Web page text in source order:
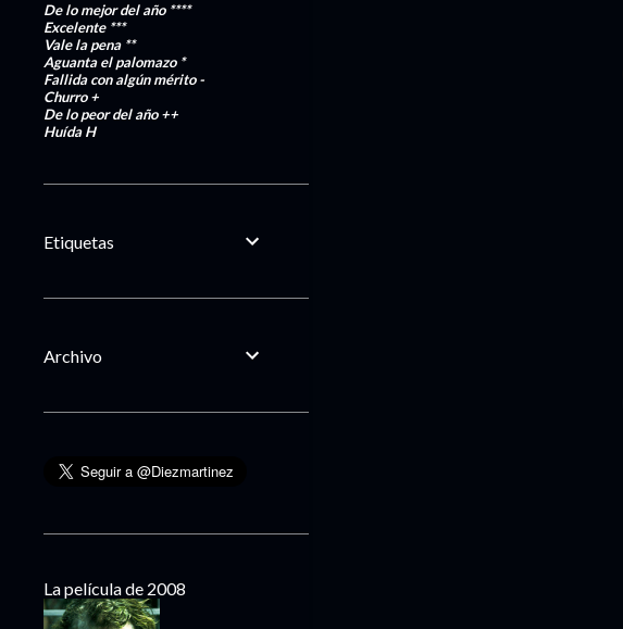
De lo mejor del año ****
Excelente***
Vale la pena **
Aguanta el palomazo *
Fallida con algún mérito-
Churro+
De lo peor del año++
HuídaH
Etiquetas
Archivo
La película de 2008